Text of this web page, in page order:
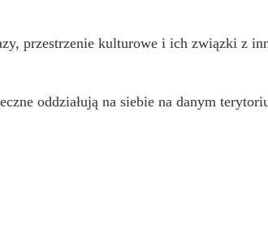
przestrzenie kulturowe i ich związki z
oddziałują na siebie na danym